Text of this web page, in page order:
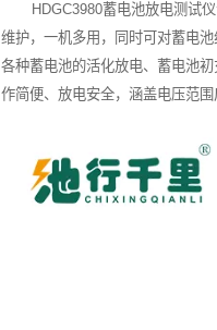
HDGC3980蓄电池放电测试仪
维护，一机多用，同时可对蓄电
各种蓄电池的活化放电、蓄电池
作简便、放电安全，涵盖电压范